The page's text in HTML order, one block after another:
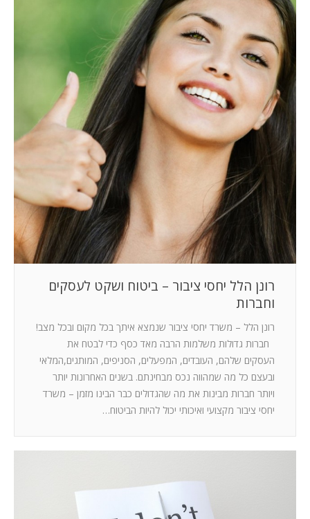
רונן הלל יחסי ציבור – ביטוח ושקט לעסקים
וחברות
רונן הלל – משרד יחסי ציבור שנמצא איתך בכל מקום ובכל מצב!
חברות גדולות משלמות הרבה מאד כסף כדי לבטח את
העסקים שלהם, העובדים, המפעלים, הסניפים, המותגים,המלאי
ובעצם כל מה שמהווה נכס מבחינתם. בשנים האחרונות יותר
ויותר חברות מבינות את מה שהגדולים כבר הבינו מזמן – משרד
יחסי ציבור מקצועי ואיכותי יכול להיות הביטוח…